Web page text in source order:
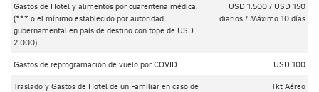
Gastos de Hotel y alimentos por cuarentena médica.
(*** o el mínimo establecido por autoridad
gubernamental en país de destino con tope de USD
2.000)
USD 1.500 / USD 150
diarios / Máximo 10 días
Gastos de reprogramación de vuelo por COVID USD 100
Traslado y Gastos de Hotel de un Familiar en caso de
Tkt Aéreo